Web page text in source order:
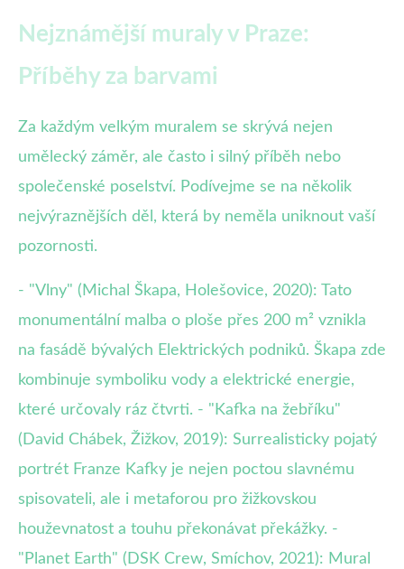
Nejznámější muraly v Praze:
Příběhy za barvami
Za každým velkým muralem se skrývá nejen
umělecký záměr, ale často i silný příběh nebo
společenské poselství. Podívejme se na několik
nejvýraznějších děl, která by neměla uniknout vaší
pozornosti.
- "Vlny" (Michal Škapa, Holešovice, 2020): Tato
monumentální malba o ploše přes 200 m² vznikla
na fasádě bývalých Elektrických podniků. Škapa zde
kombinuje symboliku vody a elektrické energie,
které určovaly ráz čtvrti. - "Kafka na žebříku"
(David Chábek, Žižkov, 2019): Surrealisticky pojatý
portrét Franze Kafky je nejen poctou slavnému
spisovateli, ale i metaforou pro žižkovskou
houževnatost a touhu překonávat překážky. -
"Planet Earth" (DSK Crew, Smíchov, 2021): Mural